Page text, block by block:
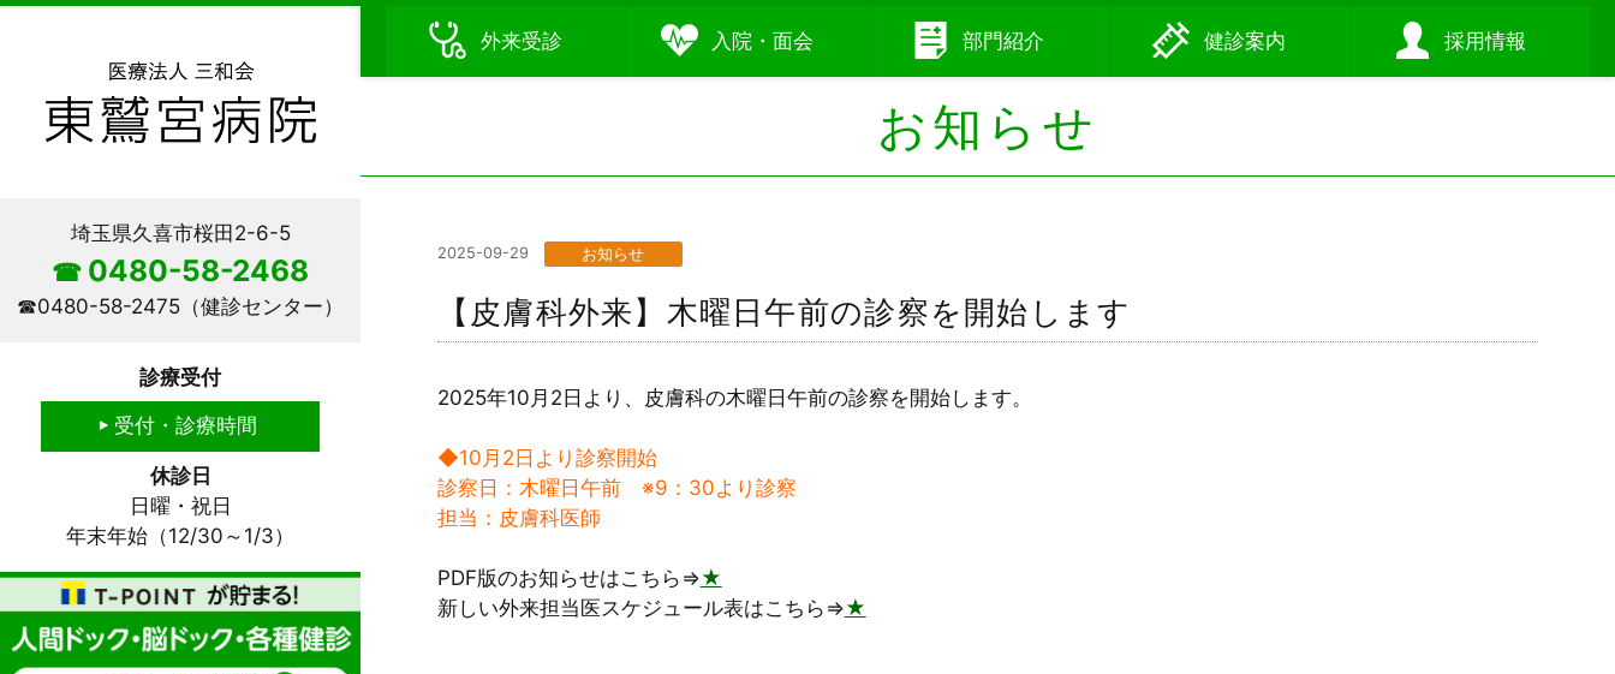
埼玉県久喜市桜田2-6-5
☎ 0480-58-2468
☎0480-58-2475 （健診センター）
診療受付
受付・診療時間
休診日
日曜・祝日
年末年始（12/30～1/3）
外来受診 入院 ・面会 部門紹介 健診案内 採用情報
お知らせ
2025-09-29 お知らせ
【皮膚科外来】木曜日午前の診察を開始します
2025年10月2日より、皮膚科の木曜日午前の診察を開始します。
◆10月2日より診察開始
診察日：木曜日午前 ※9：30より診察
担当：皮膚科医師
PDF版のお知らせはこちら⇒★
新しい外来担当医スケジュール表はこちら⇒★